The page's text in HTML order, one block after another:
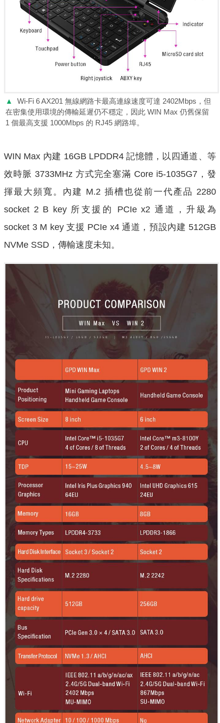
▲
Wi-Fi 6 AX201 無線網路卡最高連線速度可達 2402Mbps，但
在密集使用環境的傳輸延遲仍不穩定，因此 WIN Max 仍舊保留
1 個最高支援 1000Mbps 的 RJ45 網路埠。
WIN Max 內建 16GB LPDDR4 記憶體，以四通道、等
效時脈 3733MHz 方式完全塞滿 Core i5-1035G7，發
揮最大頻寬。內建 M.2 插槽也從前一代產品 2280
socket 2 B key 所支援的 PCIe x2 通道，升級為
socket 3 M key 支援 PCIe x4 通道，預設內建 512GB
NVMe SSD，傳輸速度未知。